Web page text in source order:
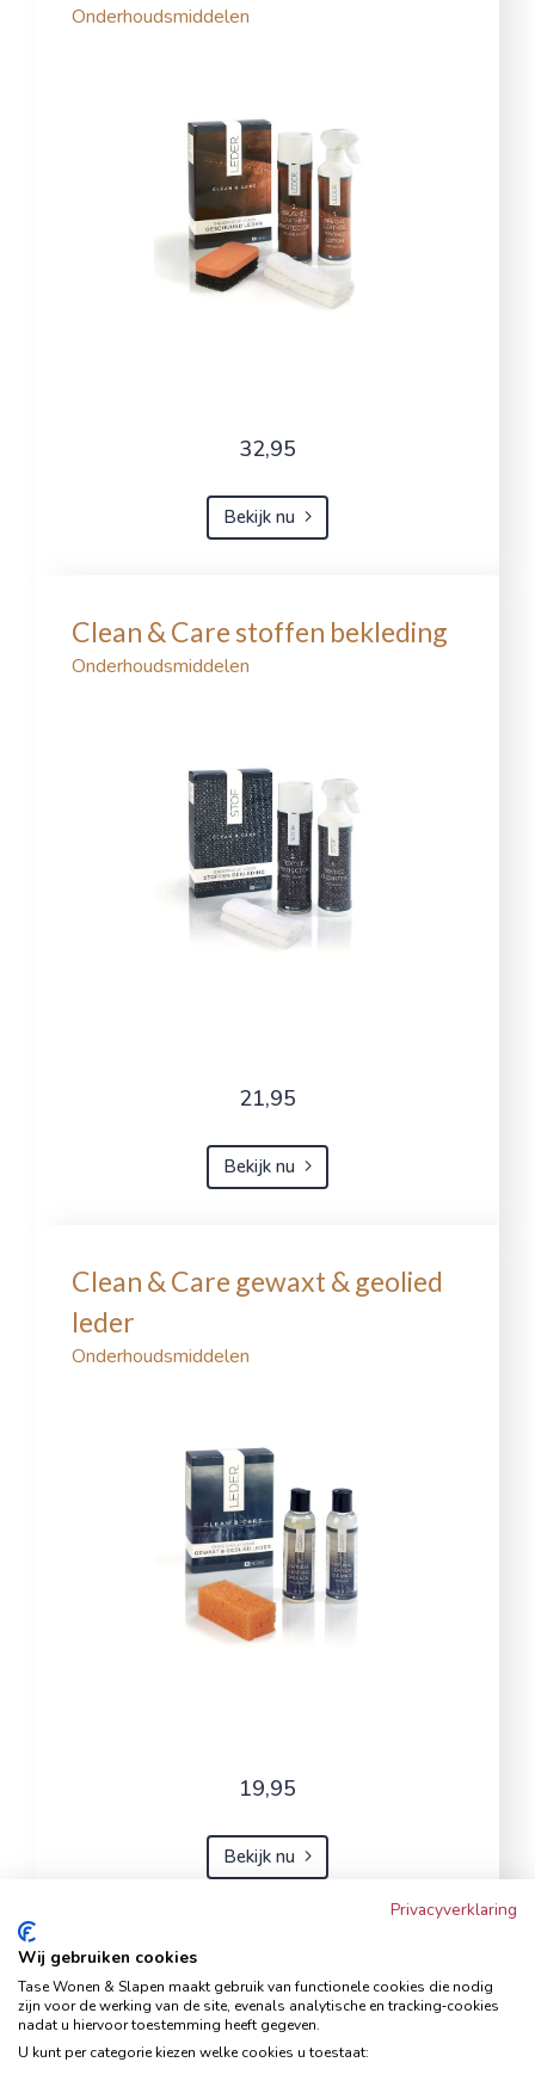
Onderhoudsmiddelen
32,95
Bekijk nu
Clean & Care stoffen bekleding
Onderhoudsmiddelen
21,95
Bekijk nu
Clean & Care gewaxt & geolied
leder
Onderhoudsmiddelen
19,95
Bekijk nu
Hoekbank Famanti lichtgrijs
rechts
Hoekbanken
Privacyverklaring
Wij gebruiken cookies
Tase Wonen & Slapen maakt gebruik van functionele cookies die nodig
zijn voor de werking van de site, evenals analytische en tracking‑cookies
nadat u hiervoor toestemming heeft gegeven.
U kunt per categorie kiezen welke cookies u toestaat: